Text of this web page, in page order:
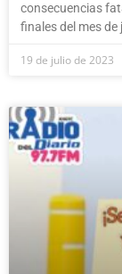
consecuencias
finales del mes
19 de julio de 2023